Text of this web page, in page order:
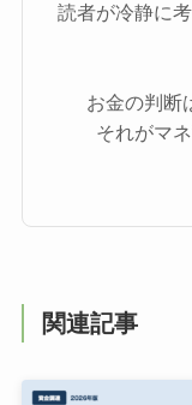
読者が冷静に
お金の判断
それがマ
関連記事